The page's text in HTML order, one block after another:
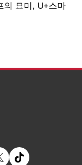
의 묘미, U+스마